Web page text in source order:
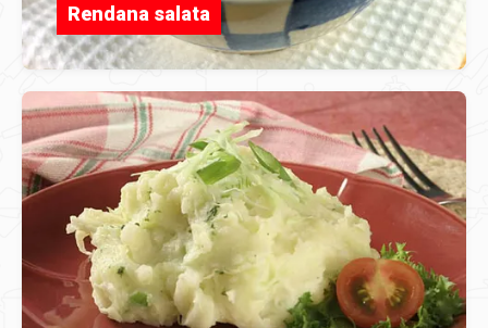
Rendana salata